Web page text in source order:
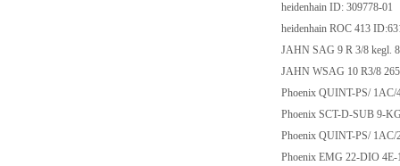
heidenhain ID: 309778-01
heidenhain ROC 413
JAHN SAG 9 R 3/8 kegl.
JAHN WSAG 10 R3/8
Phoenix QUINT-PS/
Phoenix SCT-D-SUB 9-
Phoenix QUINT-PS/
Phoenix EMG 22-DIO